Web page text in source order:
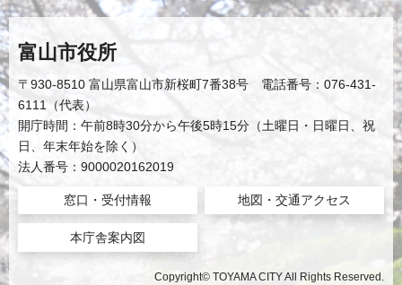
富山市役所
〒930-8510 富山県富山市新桜町7番38号 電話番号：076-431-
6111（代表）
開庁時間：午前8時30分から午後5時15分（土曜日・日曜日、祝
日、年末年始を除く）
法人番号：9000020162019
窓口・受付情報 地図・交通アクセス
本庁舎案内図
Copyright© TOYAMA CITY All Rights Reserved.